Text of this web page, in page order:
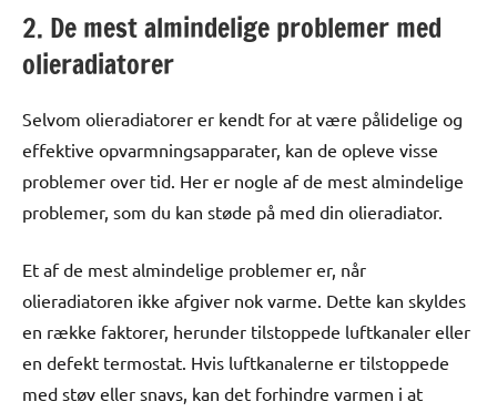
2. De mest almindelige problemer med
olieradiatorer
Selvom olieradiatorer er kendt for at være pålidelige og
effektive opvarmningsapparater, kan de opleve visse
problemer over tid. Her er nogle af de mest almindelige
problemer, som du kan støde på med din olieradiator.
Et af de mest almindelige problemer er, når
olieradiatoren ikke afgiver nok varme. Dette kan skyldes
en række faktorer, herunder tilstoppede luftkanaler eller
en defekt termostat. Hvis luftkanalerne er tilstoppede
med støv eller snavs, kan det forhindre varmen i at